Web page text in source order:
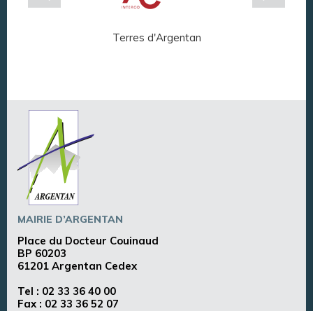
Terres d'Argentan
MAIRIE D’ARGENTAN
Place du Docteur Couinaud
BP 60203
61201 Argentan Cedex
Tel : 02 33 36 40 00
Fax : 02 33 36 52 07